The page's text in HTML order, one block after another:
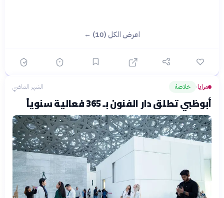
اعرض الكل (10) ←
مرايا› خلاصة الشهر الماضي
أبوظبي تطلق دار الفنون بـ 365 فعالية سنوياً